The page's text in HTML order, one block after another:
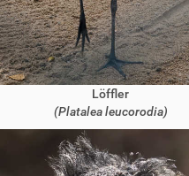
Löffler
(Platalea leucorodia)